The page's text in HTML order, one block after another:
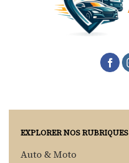
EXPLORER NOS RUBRIQUES
Auto & Moto